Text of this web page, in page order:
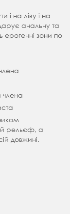
і на ліву і на
анальну та
ерогенні зони по
члена
рельєф, а
довжині.